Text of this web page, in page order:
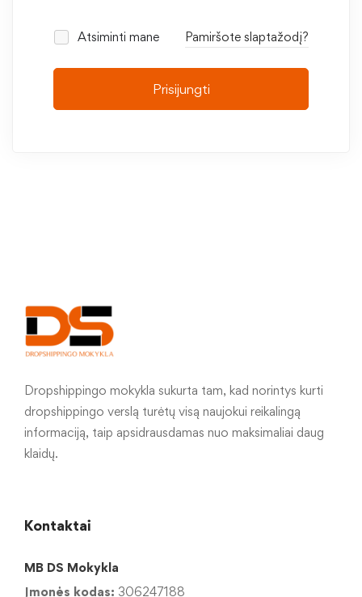
Atsiminti mane Pamiršote slaptažodį?
Prisijungti
Dropshippingo mokykla sukurta tam, kad norintys kurti
dropshippingo verslą turėtų visą naujokui reikalingą
informaciją, taip apsidrausdamas nuo maksimaliai daug
klaidų.
Kontaktai
MB DS Mokykla
Įmonės kodas: 306247188